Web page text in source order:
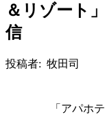
＆リゾート
信
投稿者: 牧田司
「アパホ